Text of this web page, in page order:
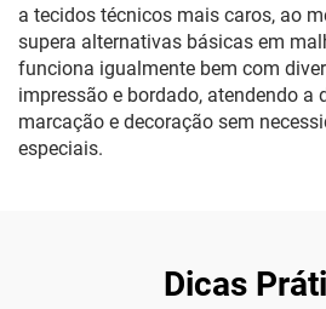
a tecidos técnicos mais caros, ao
supera alternativas básicas em
funciona igualmente bem com
impressão e bordado, atendendo a
marcação e decoração sem
especiais.
Dicas